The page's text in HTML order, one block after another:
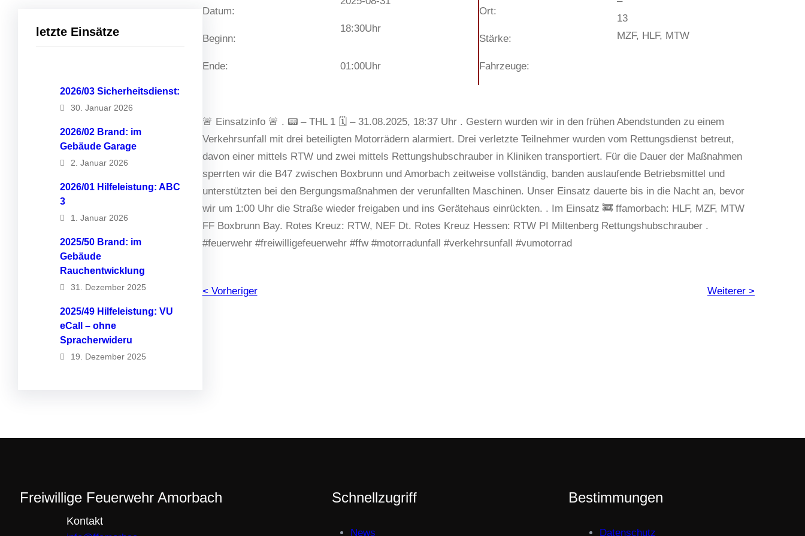
letzte Einsätze
2026/03 Sicherheitsdienst:
30. Januar 2026
2026/02 Brand: im
Gebäude Garage
2. Januar 2026
2026/01 Hilfeleistung: ABC
3
1. Januar 2026
2025/50 Brand: im
Gebäude
Rauchentwicklung
31. Dezember 2025
2025/49 Hilfeleistung: VU
eCall – ohne
Spracherwideru
19. Dezember 2025
Datum:
Beginn:
Ende:
18:30Uhr
01:00Uhr
Ort:
Stärke:
Fahrzeuge:
13
MZF, HLF, MTW
🚨 Einsatzinfo 🚨 . 📟 – THL 1 🗓 – 31.08.2025, 18:37 Uhr . Gestern wurden wir in den frühen Abendstunden zu einem
Verkehrsunfall mit drei beteiligten Motorrädern alarmiert. Drei verletzte Teilnehmer wurden vom Rettungsdienst betreut,
davon einer mittels RTW und zwei mittels Rettungshubschrauber in Kliniken transportiert. Für die Dauer der Maßnahmen
sperrten wir die B47 zwischen Boxbrunn und Amorbach zeitweise vollständig, banden auslaufende Betriebsmittel und
unterstützten bei den Bergungsmaßnahmen der verunfallten Maschinen. Unser Einsatz dauerte bis in die Nacht an, bevor
wir um 1:00 Uhr die Straße wieder freigaben und ins Gerätehaus einrückten. . Im Einsatz 🚒 ffamorbach: HLF, MZF, MTW
FF Boxbrunn Bay. Rotes Kreuz: RTW, NEF Dt. Rotes Kreuz Hessen: RTW PI Miltenberg Rettungshubschrauber .
#feuerwehr #freiwilligefeuerwehr #ffw #motorradunfall #verkehrsunfall #vumotorrad
< Vorheriger Weiterer >
Freiwillige Feuerwehr Amorbach
Kontakt
Schnellzugriff
News
Bestimmungen
Datenschutz